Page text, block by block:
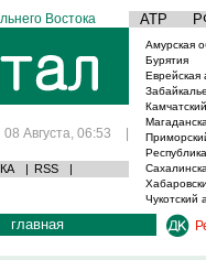
Востока АТР
08 Августа, 06:53 |
| RSS |
Амурская
Бурятия
Еврейская
Чукотский
главная